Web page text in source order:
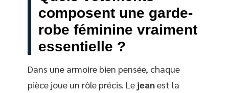
composent une garde-
robe féminine vraiment
essentielle ?
Dans une armoire bien pensée, chaque
pièce joue un rôle précis. Le jeanest la